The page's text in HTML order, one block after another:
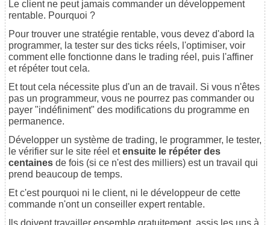
Le client ne peut jamais commander un développement
rentable. Pourquoi ?
Pour trouver une stratégie rentable, vous devez d'abord la
programmer, la tester sur des ticks réels, l'optimiser, voir
comment elle fonctionne dans le trading réel, puis l'affiner
et répéter tout cela.
Et tout cela nécessite plus d'un an de travail. Si vous n'êtes
pas un programmeur, vous ne pourrez pas commander ou
payer "indéfiniment" des modifications du programme en
permanence.
Développer un système de trading, le programmer, le tester,
le vérifier sur le site réel etensuite le répéter des
centaines de fois (si ce n'est des milliers) est un travail qui
prend beaucoup de temps.
Et c'est pourquoi ni le client, ni le développeur de cette
commande n'ont un conseiller expert rentable.
Ils doivent travailler ensemble gratuitement, assis les uns à